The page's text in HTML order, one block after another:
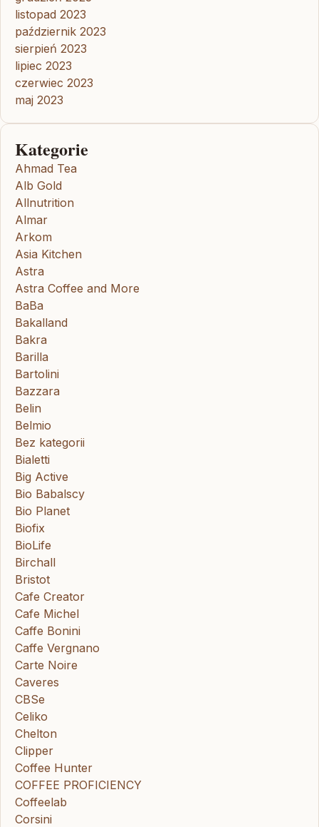
listopad 2023
październik 2023
sierpień 2023
lipiec 2023
czerwiec 2023
maj 2023
Kategorie
Ahmad Tea
Alb Gold
Allnutrition
Almar
Arkom
Asia Kitchen
Astra
Astra Coffee and More
BaBa
Bakalland
Bakra
Barilla
Bartolini
Bazzara
Belin
Belmio
Bez kategorii
Bialetti
Big Active
Bio Babalscy
Bio Planet
Biofix
BioLife
Birchall
Bristot
Cafe Creator
Cafe Michel
Caffe Bonini
Caffe Vergnano
Carte Noire
Caveres
CBSe
Celiko
Chelton
Clipper
Coffee Hunter
COFFEE PROFICIENCY
Coffeelab
Corsini